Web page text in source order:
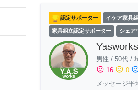
認定サポーター イケア家具
家具組立認定サポーター シェア
男性 / 50代 /
sentiment_satisfied 16 sentiment_neutral 0
メッセージ平